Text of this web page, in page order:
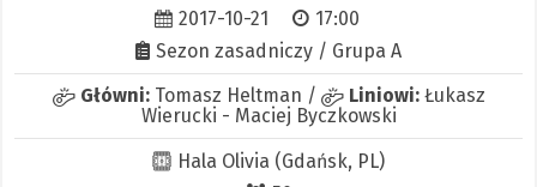
2017-10-21
17:00
Sezon zasadniczy / Grupa A
Główni: Tomasz Heltman / Liniowi: Łukasz
Wierucki - Maciej Byczkowski
Hala Olivia (Gdańsk, PL)